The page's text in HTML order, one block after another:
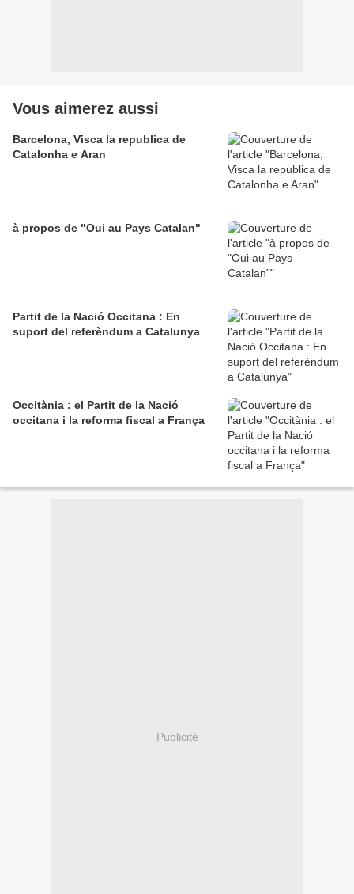
Vous aimerez aussi
Barcelona, Visca la republica de
Catalonha e Aran
à propos de "Oui au Pays Catalan"
Partit de la Nació Occitana : En
suport del referèndum a Catalunya
Occitània : el Partit de la Nació
occitana i la reforma fiscal a França
Publicité